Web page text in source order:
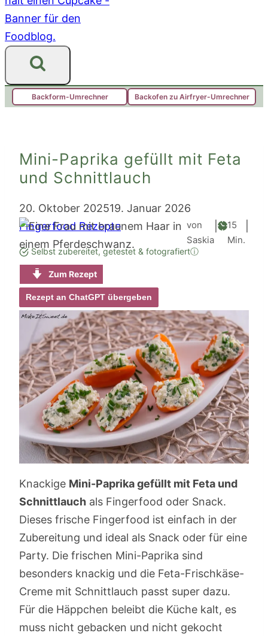
Backform-Umrechner Backofen zu Airfryer-Umrechner
Mini-Paprika gefüllt mit Feta
und Schnittlauch
20. Oktober 202519. Januar 2026
Fingerfood Rezepte
von
Saskia
15
Min.
Selbst zubereitet, getestet & fotografiertⓘ
Zum Rezept
Rezept an ChatGPT übergeben
Knackige Mini-Paprika gefüllt mit Feta und
Schnittlauch als Fingerfood oder Snack.
Dieses frische Fingerfood ist einfach in der
Zubereitung und ideal als Snack oder für eine
Party. Die frischen Mini-Paprika sind
besonders knackig und die Feta-Frischkäse-
Creme mit Schnittlauch passt super dazu.
Für die Häppchen beleibt die Küche kalt, es
muss nicht gebacken und nicht gekocht